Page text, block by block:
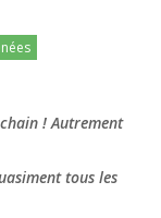
! Autrement
tous les